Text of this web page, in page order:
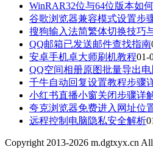
WinRAR32位与64位版本如
谷歌浏览器兼容模式设置步
搜狗输入法简繁体切换技巧
QQ邮箱已发送邮件查找指南
安卓手机卓大师刷机教程01-
QQ空间相册原图批量导出电
千牛自动回复设置教程步骤
小红书直播小窗关闭步骤详
夸克浏览器免费进入网址位
远程控制电脑隐私安全解析
Copyright 2013-2026 m.dgtxyx.cn